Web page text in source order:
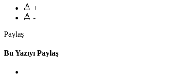
+
-
Paylaş
Bu Yazıyı Paylaş